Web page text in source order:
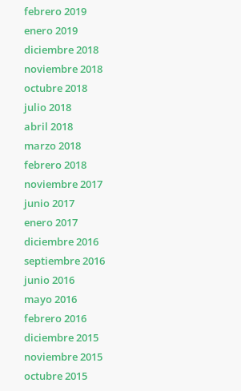
febrero 2019
enero 2019
diciembre 2018
noviembre 2018
octubre 2018
julio 2018
abril 2018
marzo 2018
febrero 2018
noviembre 2017
junio 2017
enero 2017
diciembre 2016
septiembre 2016
junio 2016
mayo 2016
febrero 2016
diciembre 2015
noviembre 2015
octubre 2015